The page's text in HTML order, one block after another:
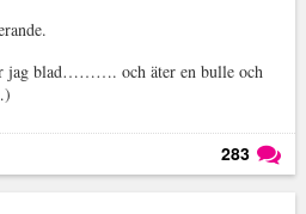
jag blad………. och äter en bulle och
283